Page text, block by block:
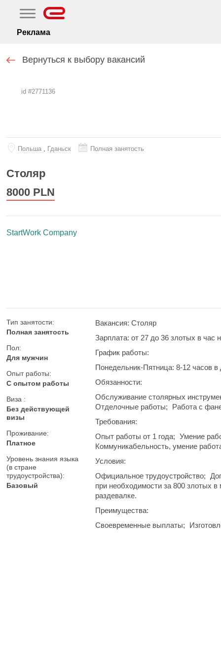
Реклама
Вернуться к выбору вакансий
id #2771136
Польша , Гданьск Полная занятость
Столяр
8000 PLN
StartWork Company
Тип занятости:
Полная занятость
Пол:
Для мужчин
Опыт работы:
С опытом работы
Виза :
Без действующей
визы
Проживание:
Платное
Уровень знания языка
(в стране
трудоустройства):
Базовый
Вакансия: Столяр
Зарплата: от 27 до 36 злотых в час
График работы:
Понедельник-Пятница: 8-12 часов в
Обязанности:
Обслуживание столярных
Отделочные работы;
Работа с
Требования:
Опыт работы от 1 года; Умение
Коммуникабельность, умение
Условия:
Официальное трудоустройство;
при необходимости за 800 злотых
раздевалке.
Преимущества:
Своевременные выплаты;